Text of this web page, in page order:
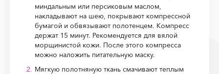
миндальным или персиковым маслом,
накладывают на шею, покрывают компрессной
бумагой и обвязывают полотенцем. Компресс
держат 15 минут. Рекомендуется для вялой
морщинистой кожи. После этого компресса
можно наложить питательную маску.
Мягкую полотняную ткань смачивают теплым